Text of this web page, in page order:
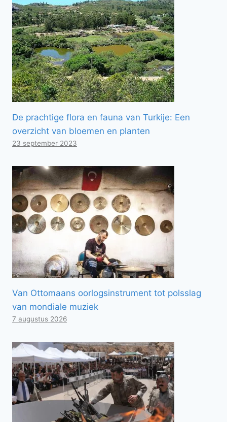
De prachtige flora en fauna van Turkije: Een
overzicht van bloemen en planten
23 september 2023
Van Ottomaans oorlogsinstrument tot polsslag
van mondiale muziek
7 augustus 2026